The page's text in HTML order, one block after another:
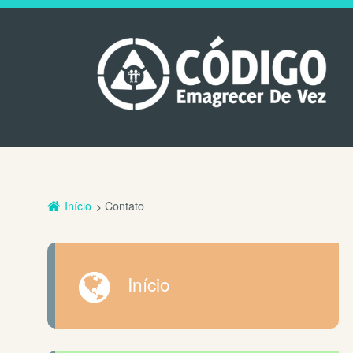
Início Contato
Início